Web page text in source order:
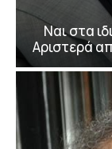
Ναι στα
Αριστερά